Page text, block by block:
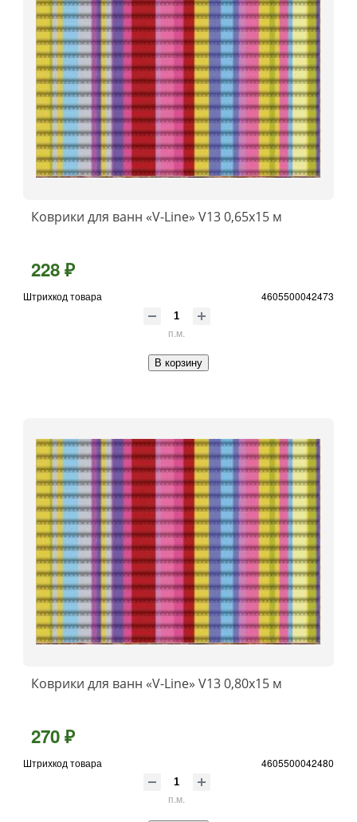
Коврики для ванн «V-Line» V13 0,65x15 м
228 ₽
Штрихкод товара 4605500042473
п.м.
В корзину
Коврики для ванн «V-Line» V13 0,80x15 м
270 ₽
Штрихкод товара 4605500042480
п.м.